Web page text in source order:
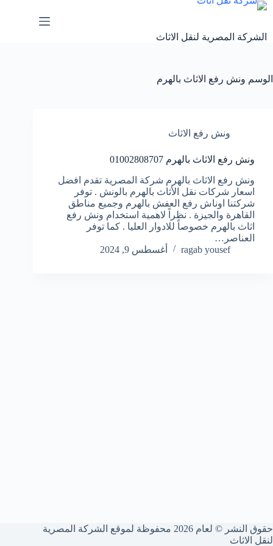
التجاوز
الشركة المصرية لنقل الاثاث
الوسم ونش رفع الاثاث بالهرم
ونش رفع الاثاث
ونش رفع الاثاث بالهرم 01002808707
ونش رفع الاثاث بالهرم شركة المصرية تقدم افضل
اسعار شركات نقل الأثاث بالهرم بالونش . توفر
شركتنا اوناش رفع العفش بالهرم وجميع مناطق
القاهرة والجيزة . نظراً لاهمية استخدام ونش رفع
اثاث بالهرم خصوصاً للادوار العليا . كما توفر
العناصر…
ragab yousef
أغسطس 9, 2024
حقوق النشر © لعام 2026 محفوظة لموقع الشركة المصرية
لنقل الاثاث